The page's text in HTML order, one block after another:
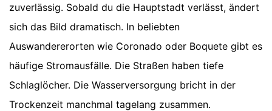
zuverlässig. Sobald du die Hauptstadt verlässt, ändert
sich das Bild dramatisch. In beliebten
Auswandererorten wie Coronado oder Boquete gibt es
häufige Stromausfälle. Die Straßen haben tiefe
Schlaglöcher. Die Wasserversorgung bricht in der
Trockenzeit manchmal tagelang zusammen.